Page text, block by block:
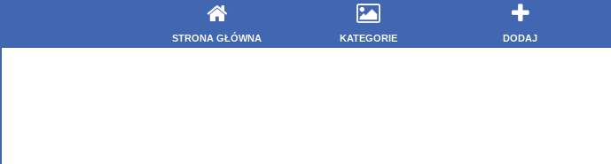
STRONA GŁÓWNA KATEGORIE DODAJ